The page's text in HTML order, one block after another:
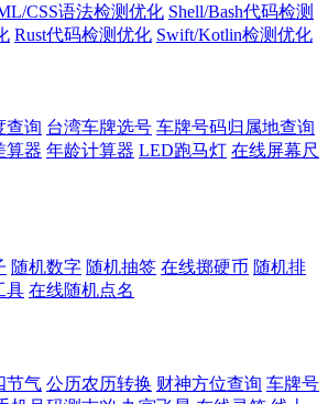
CSS语法检测优化 Shell/Bash代码检测
Rust代码检测优化 Swift/Kotlin检测优化
查询 台湾车牌选号 车牌号码归属地查询
算器 年龄计算器 LED跑马灯 在线屏幕尺
随机数字 随机抽签 在线掷硬币 随机排
具 在线随机点名
节气 公历农历转换 财神方位查询 车牌号